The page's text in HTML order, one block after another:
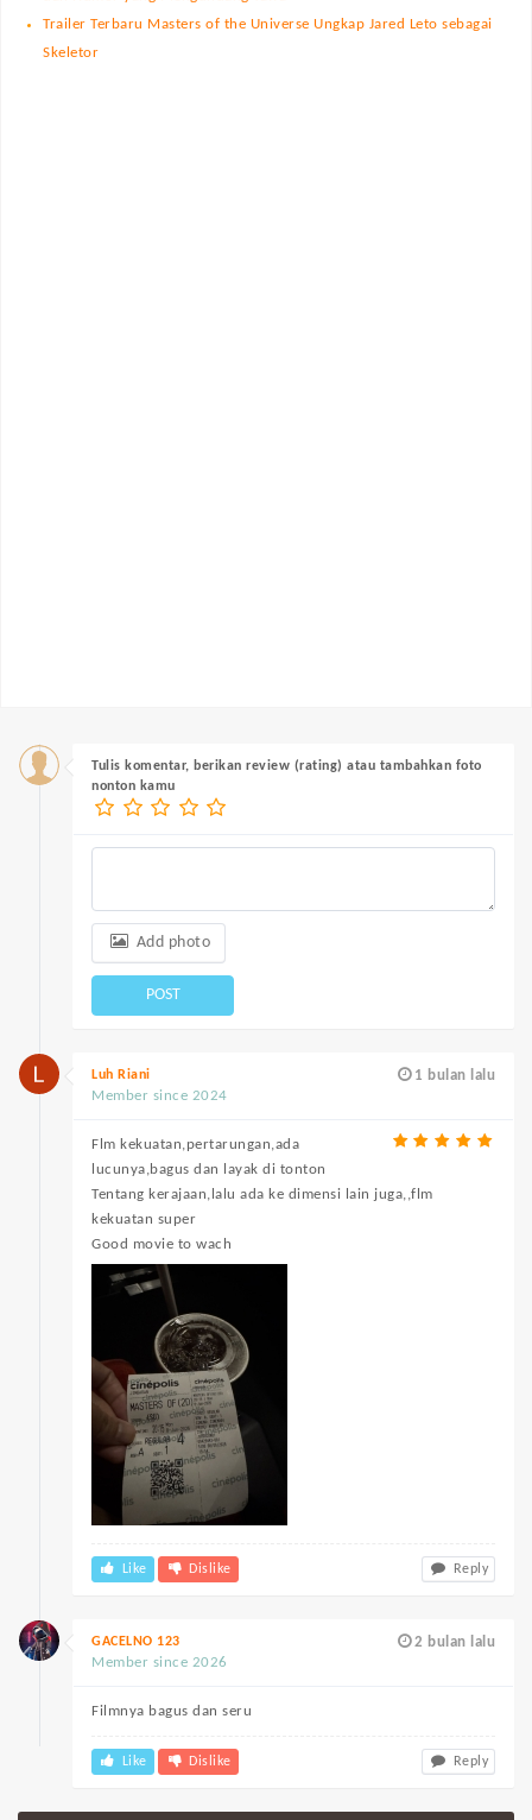
Trailer Terbaru Masters of the Universe Ungkap Jared Leto sebagai
Skeletor
Tulis komentar, berikan review (rating) atau tambahkan foto
nonton kamu
Add photo
POST
1 bulan lalu
Luh Riani
Member since 2024
Flm kekuatan,pertarungan,ada
lucunya,bagus dan layak di tonton
Tentang kerajaan,lalu ada ke dimensi lain juga,,flm
kekuatan super
Good movie to wach
Like Dislike Reply
2 bulan lalu
GACELNO 123
Member since 2026
Filmnya bagus dan seru
Like Dislike Reply